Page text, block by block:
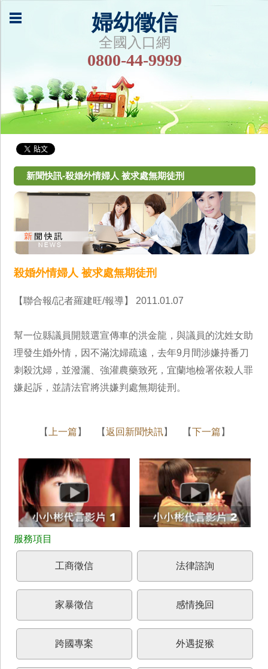
婦幼徵信
全國入口網
0800-44-9999
新聞快訊-殺婚外情婦人 被求處無期徒刑
殺婚外情婦人 被求處無期徒刑
【聯合報/記者羅建旺/報導】 2011.01.07
幫一位縣議員開競選宣傳車的洪金龍，與議員的沈姓女助
理發生婚外情，因不滿沈婦疏遠，去年9月間涉嫌持番刀
刺殺沈婦，並潑灑、強灌農藥致死，宜蘭地檢署依殺人罪
嫌起訴，並請法官將洪嫌判處無期徒刑。
【 上一篇 】 【返回新聞快訊】 【下一篇 】
工商徵信 法律諮詢
家暴徵信 感情挽回
跨國專案 外遇捉猴